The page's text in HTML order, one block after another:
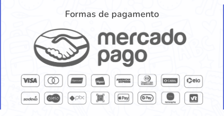
Formas de pagamento